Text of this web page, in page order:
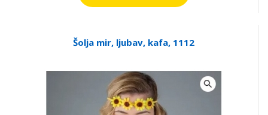
Šolja mir, ljubav, kafa, 1112